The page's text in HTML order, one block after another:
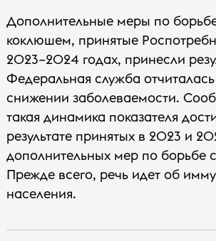
Дополнительные меры по
коклюшем, принятые
2023–2024 годах, принесли
Федеральная служба
снижении заболеваемости.
такая динамика показателя
результате принятых в 2023 и
дополнительных мер по борьбе
Прежде всего, речь идет об
населения.